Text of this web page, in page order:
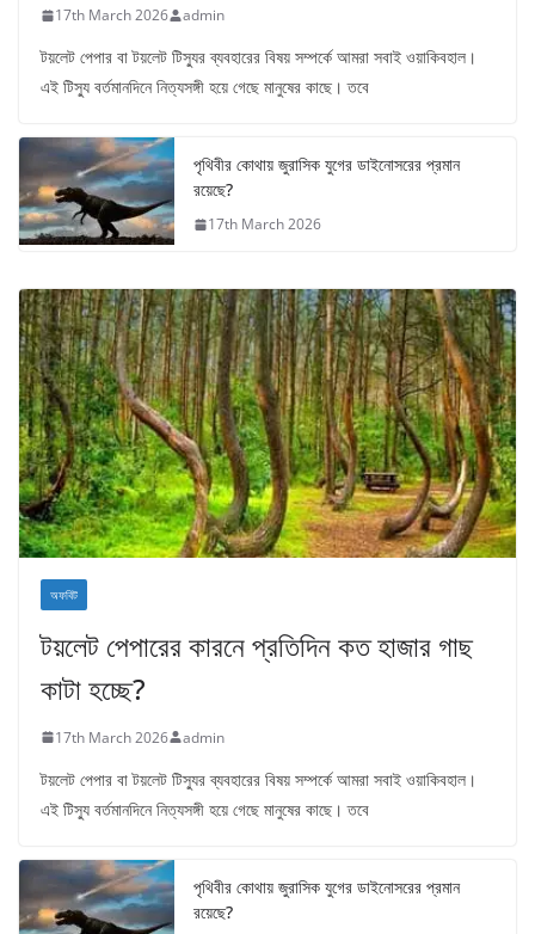
17th March 2026 admin
টয়লেট পেপার বা টয়লেট টিস্যুর ব্যবহারের বিষয় সম্পর্কে আমরা সবাই ওয়াকিবহাল।
এই টিস্যু বর্তমানদিনে নিত্যসঙ্গী হয়ে গেছে মানুষের কাছে। তবে
পৃথিবীর কোথায় জুরাসিক যুগের ডাইনোসরের প্রমান
রয়েছে?
17th March 2026
অফবিট
টয়লেট পেপারের কারনে প্রতিদিন কত হাজার গাছ
কাটা হচ্ছে?
17th March 2026 admin
টয়লেট পেপার বা টয়লেট টিস্যুর ব্যবহারের বিষয় সম্পর্কে আমরা সবাই ওয়াকিবহাল।
এই টিস্যু বর্তমানদিনে নিত্যসঙ্গী হয়ে গেছে মানুষের কাছে। তবে
পৃথিবীর কোথায় জুরাসিক যুগের ডাইনোসরের প্রমান
রয়েছে?